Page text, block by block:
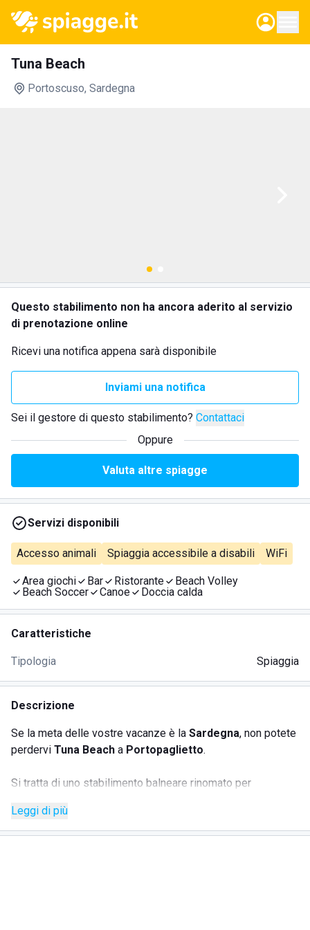
Tuna Beach
Portoscuso, Sardegna
Questo stabilimento non ha ancora aderito al servizio
di prenotazione online
Ricevi una notifica appena sarà disponibile
Inviami una notifica
Sei il gestore di questo stabilimento? Contattaci
Oppure
Valuta altre spiagge
Servizi disponibili
Accesso animali Spiaggia accessibile a disabili WiFi
Area giochi Bar Ristorante
Beach Volley
Beach Soccer
Canoe Doccia calda
Caratteristiche
Tipologia Spiaggia
Descrizione
Se la meta delle vostre vacanze è la Sardegna, non potete
perdervi Tuna Beach a Portopaglietto.
Si tratta di uno stabilimento balneare rinomato per
lo spettacolare scenario in cui è inserita: si tratta infatti di
unlembo di sabbia finissima e biancache si specchia
Leggi di più